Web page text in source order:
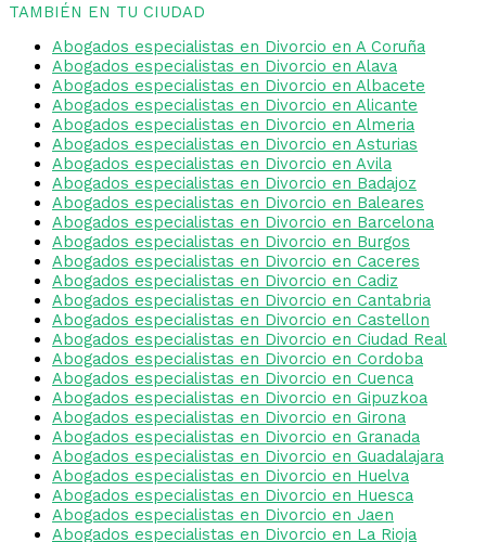
TAMBIÉN EN TU CIUDAD
Abogados especialistas en Divorcio en A Coruña
Abogados especialistas en Divorcio en Alava
Abogados especialistas en Divorcio en Albacete
Abogados especialistas en Divorcio en Alicante
Abogados especialistas en Divorcio en Almeria
Abogados especialistas en Divorcio en Asturias
Abogados especialistas en Divorcio en Avila
Abogados especialistas en Divorcio en Badajoz
Abogados especialistas en Divorcio en Baleares
Abogados especialistas en Divorcio en Barcelona
Abogados especialistas en Divorcio en Burgos
Abogados especialistas en Divorcio en Caceres
Abogados especialistas en Divorcio en Cadiz
Abogados especialistas en Divorcio en Cantabria
Abogados especialistas en Divorcio en Castellon
Abogados especialistas en Divorcio en Ciudad Real
Abogados especialistas en Divorcio en Cordoba
Abogados especialistas en Divorcio en Cuenca
Abogados especialistas en Divorcio en Gipuzkoa
Abogados especialistas en Divorcio en Girona
Abogados especialistas en Divorcio en Granada
Abogados especialistas en Divorcio en Guadalajara
Abogados especialistas en Divorcio en Huelva
Abogados especialistas en Divorcio en Huesca
Abogados especialistas en Divorcio en Jaen
Abogados especialistas en Divorcio en La Rioja